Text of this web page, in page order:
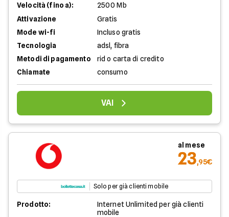
Velocità (fino a):
2500 Mb
Attivazione
Gratis
Mode wi-fi
Incluso gratis
Tecnologia
adsl, fibra
Metodi di pagamento
rid o carta di credito
Chiamate
consumo
VAI
al mese
23,95€
Solo per già clienti mobile
Prodotto:
Internet Unlimited per già clienti
mobile